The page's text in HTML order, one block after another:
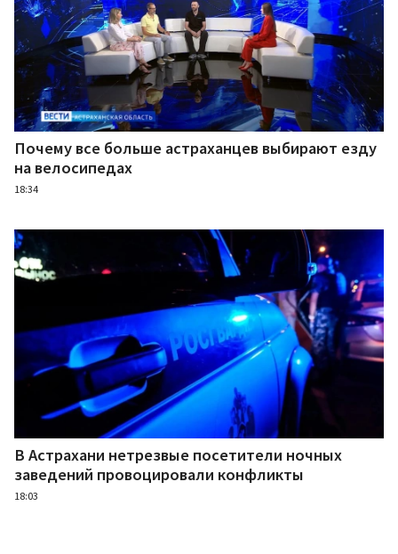
Почему все больше астраханцев выбирают езду
на велосипедах
18:34
В Астрахани нетрезвые посетители ночных
заведений провоцировали конфликты
18:03